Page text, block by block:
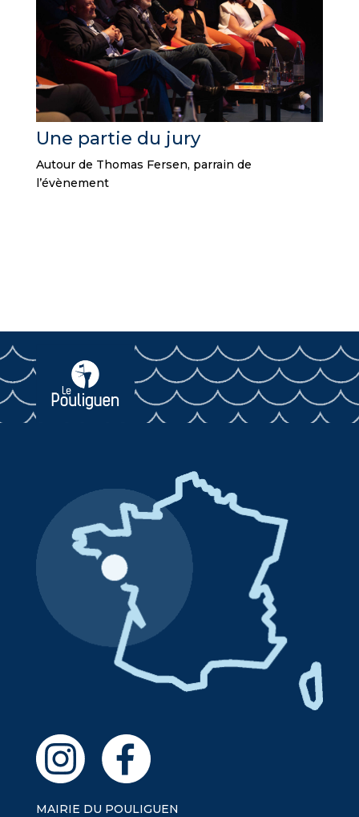
Une partie du jury
Autour de Thomas Fersen, parrain de
l’évènement
MAIRIE DU POULIGUEN